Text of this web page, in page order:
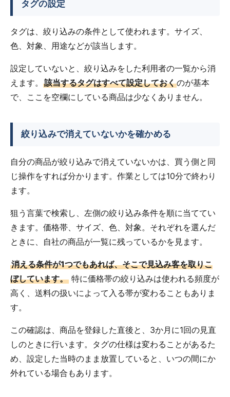
タグの設定
タグは、絞り込みの条件として使われます。サイズ、
色、対象、用途などが該当します。
設定していないと、絞り込みをした利用者の一覧から消
えます。 該当するタグはすべて設定しておくのが基本
で、ここを空欄にしている商品は少なくありません。
絞り込みで消えていないかを確かめる
自分の商品が絞り込みで消えていないかは、買う側と同
じ操作をすれば分かります。作業としては10分で終わり
ます。
狙う言葉で検索し、左側の絞り込み条件を順に当ててい
きます。価格帯、サイズ、色、対象。それぞれを選んだ
ときに、自社の商品が一覧に残っているかを見ます。
消える条件が1つでもあれば、そこで見込み客を取りこ
ぼしています。 特に価格帯の絞り込みは使われる頻度が
高く、送料の扱いによって入る帯が変わることもありま
す。
この確認は、商品を登録した直後と、3か月に1回の見直
しのときに行います。タグの仕様は変わることがあるた
め、設定した当時のまま放置していると、いつの間にか
外れている場合もあります。